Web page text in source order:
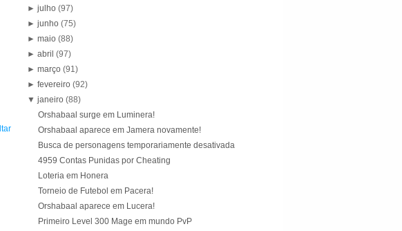
►julho(97)
►junho(75)
►maio(88)
►abril(97)
►março(91)
►fevereiro(92)
▼janeiro(88)
Orshabaal surge em Luminera!
Orshabaal aparece em Jamera novamente!
Busca de personagens temporariamente desativada
4959 Contas Punidas por Cheating
Loteria em Honera
Torneio de Futebol em Pacera!
Orshabaal aparece em Lucera!
Primeiro Level 300 Mage em mundo PvP